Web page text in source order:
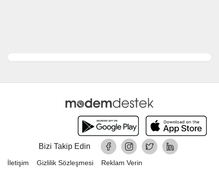
Bizi Takip Edin
İletişim Gizlilik Sözleşmesi Reklam Verin